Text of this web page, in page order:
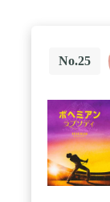
No.25